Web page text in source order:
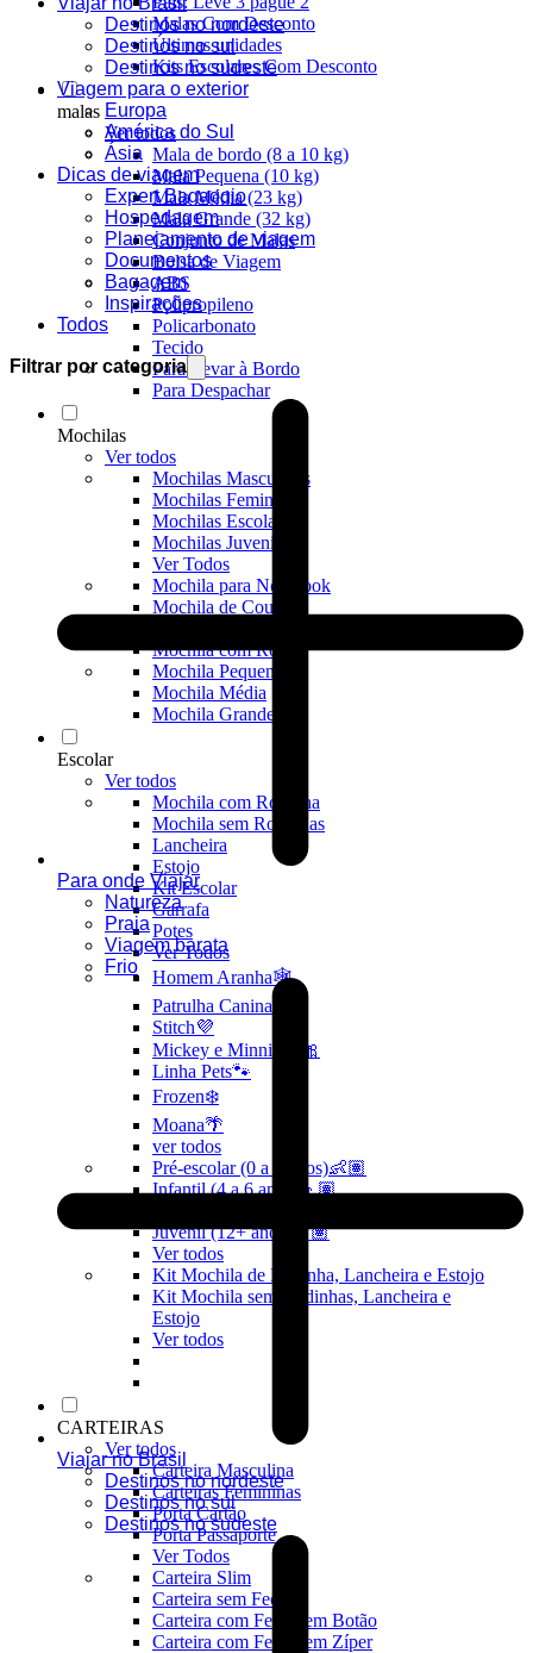
Malas Com Desconto
Últimas unidades
Kits Escolares Com Desconto
malas
Ver todos
Mala de bordo (8 a 10 kg)
Mala Pequena (10 kg)
Mala Média (23 kg)
Mala Grande (32 kg)
Conjunto de Malas
Bolsa de Viagem
ABS
Polipropileno
Policarbonato
Tecido
Para Levar à Bordo
Para Despachar
Mochilas
Ver todos
Mochilas Masculinas
Mochilas Femininas
Mochilas Escolares
Mochilas Juvenis
Ver Todos
Mochila para Notebook
Mochila de Couro
Mochila com Rodas
Mochila Pequena
Mochila Média
Mochila Grande
Escolar
Ver todos
Mochila com Rodinha
Mochila sem Rodinhas
Lancheira
Estojo
Kit Escolar
Garrafa
Potes
Ver Todos
Homem Aranha🕸️
Patrulha Canina🐶
Stitch💜
Mickey e Minnie🐭🎀
Linha Pets🐾
Frozen❄️
Moana🌴
ver todos
Pré-escolar (0 a 3 anos)👶🏽
Infantil (4 a 6 anos)👦🏽
Juvenil (12+ anos)👨🏽
Ver todos
Kit Mochila de Rodinha, Lancheira e Estojo
Kit Mochila sem Rodinhas, Lancheira e
Estojo
Ver todos
CARTEIRAS
Ver todos
Carteira Masculina
Carteiras Femininas
Porta Cartão
Porta Passaporte
Ver Todos
Carteira Slim
Carteira sem Fecho
Carteira com Fecho em Botão
Carteira com Fecho em Zíper
Destinos no nordeste
Destinos no sul
Destinos no sudeste
Viagem para o exterior
Europa
América do Sul
Ásia
Dicas de viagem
Expert Bagaggio
Hospedagem
Planejamento de viagem
Documentos
Bagagem
Inspirações
Todos
Filtrar por categoria
Para onde Viajar
Natureza
Praia
Viagem barata
Frio
Viajar no Brasil
Destinos no nordeste
Destinos no sul
Destinos no sudeste